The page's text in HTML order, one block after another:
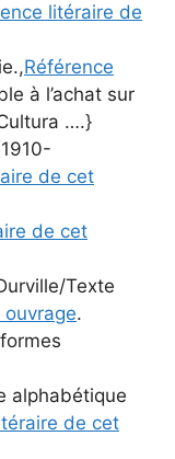
litéraire de
Référence
à l’achat sur
….}
de cet
de cet
Texte
.
alphabétique
de cet